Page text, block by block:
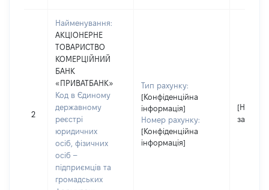
2
Найменування:
АКЦІОНЕРНЕ
ТОВАРИСТВО
КОМЕРЦІЙНИЙ
БАНК
«ПРИВАТБАНК»
Код в Єдиному
державному
реєстрі
юридичних
осіб, фізичних
осіб –
підприємців та
громадських
Тип рахунку:
[Конфіденційна
інформація]
Номер рахунку:
[Конфіденційна
інформація]
[Не